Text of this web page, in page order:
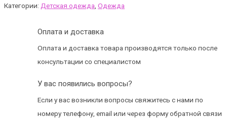
Категории: Детская одежда Одежда
Оплата и доставка
Оплата и доставка товара производятся только после
консультации со специалистом
У вас появились вопросы?
Если у вас возникли вопросы свяжитесь с нами по
номеру телефону, email или через форму обратной связи